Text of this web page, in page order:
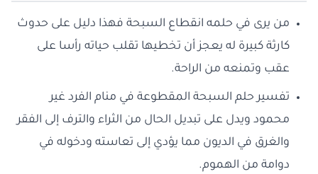
من يرى في حلمه انقطاع السبحة فهذا دليل على حدوث
كارثة كبيرة له يعجز أن تخطيها تقلب حياته رأسا على
عقب وتمنعه من الراحة.
تفسير حلم السبحة المقطوعة في منام الفرد غير
محمود ويدل على تبديل الحال من الثراء والترف إلى الفقر
والغرق في الديون مما يؤدي إلى تعاسته ودخوله في
دوامة من الهموم.